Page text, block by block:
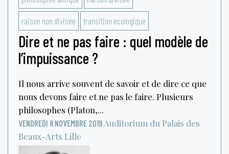
raison non divisée transition écologique
Dire et ne pas faire : quel modèle de
l’impuissance ?
Il nous arrive souvent de savoir et de dire ce que
nous devons faire et ne pas le faire. Plusieurs
philosophes (Platon,...
VENDREDI 8 NOVEMBRE 2019 Auditorium du Palais des
Beaux-Arts Lille